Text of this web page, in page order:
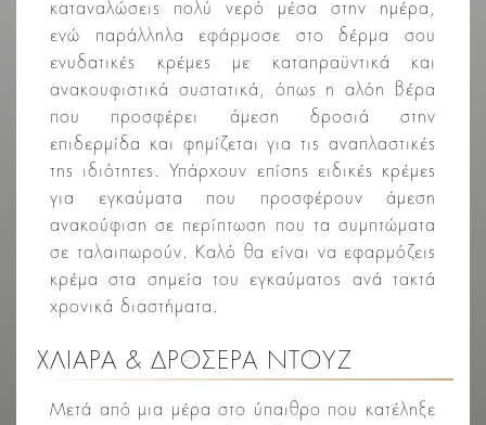
καταναλώσεις πολύ νερό μέσα στην ημέρα,
ενώ παράλληλα εφάρμοσε στο δέρμα σου
ενυδατικές κρέμες με καταπραϋντικά και
ανακουφιστικά συστατικά, όπως η αλόη βέρα
που προσφέρει άμεση δροσιά στην
επιδερμίδα και φημίζεται για τις αναπλαστικές
της ιδιότητες. Υπάρχουν επίσης ειδικές κρέμες
για εγκαύματα που προσφέρουν άμεση
ανακούφιση σε περίπτωση που τα συμπτώματα
σε ταλαιπωρούν. Καλό θα είναι να εφαρμόζεις
κρέμα στα σημεία του εγκαύματος ανά τακτά
χρονικά διαστήματα.
ΧΛΙΑΡΆ & ΔΡΟΣΕΡΆ ΝΤΟΥΖ
Μετά από μια μέρα στο ύπαιθρο που κατέληξε